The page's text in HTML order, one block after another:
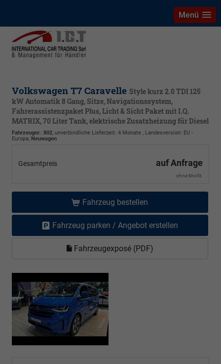
Menü
Volkswagen T7 Caravelle Style kurz 2.0 TDI 125
kW Automatik 8 Gang, Sitze, Navigationssystem,
Fahrerassistenzpaket Plus, Licht & Sicht Paket mit I.Q.
MATRIX, 70 Liter Tank, elektrische Zusatzheizung für Diesel
Fahrzeugnr.: 802, unverbindliche Lieferzeit: 4 Monate , Landesversion: EU -
Europa, Neuwagen
Gesamtpreis auf Anfrage
ohne MwSt.
Fahrzeug bestellen
Fahrzeug parken / Angebot erstellen
Fahrzeugexposé (PDF)